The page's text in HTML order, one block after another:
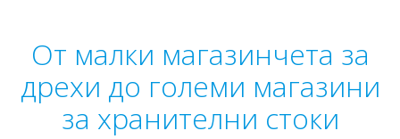
От малки магазинчета за
дрехи до големи магазини
за хранителни стоки